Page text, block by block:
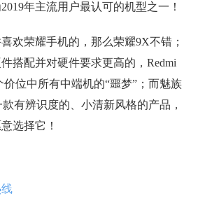
年主流用户最认可的机型之一！
欢荣耀手机的，那么荣耀9X不错；
搭配并对硬件要求更高的，Redmi
价位中所有中端机的“噩梦”；而魅族
有辨识度的、小清新风格的产品，
选择它！